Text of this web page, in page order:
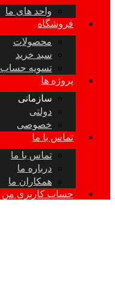
واحد های ما
فروشگاه
محصولات
سبد خرید
تسویه حساب
پروژه ها
سازمانی
دولتی
خصوصی
تماس با ما
تماس با ما
درباره ما
همکاران ما
حساب کاربری من